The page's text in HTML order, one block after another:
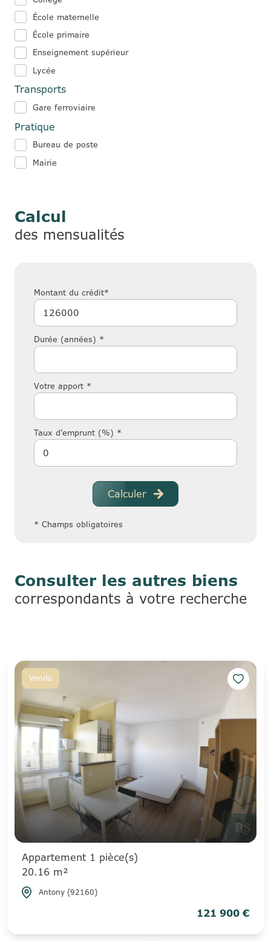
École maternelle
École primaire
Enseignement supérieur
Lycée
Transports
Gare ferroviaire
Pratique
Bureau de poste
Mairie
Calcul
des mensualités
Montant du crédit*
Durée (années) *
Votre apport *
Taux d'emprunt (%) *
Calculer
* Champs obligatoires
Consulter les autres biens
correspondants à votre recherche
Vendu
Appartement 1 pièce(s)
20.16 m²
Antony (92160)
121 900 €